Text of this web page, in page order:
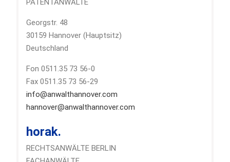
PATENTANWÄLTE
Georgstr. 48
30159 Hannover (Hauptsitz)
Deutschland
Fon 0511.35 73 56-0
Fax 0511.35 73 56-29
info@anwalthannover.com
hannover@anwalthannover.com
horak.
RECHTSANWÄLTE BERLIN